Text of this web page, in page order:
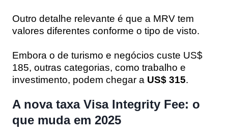
Outro detalhe relevante é que a MRV tem
valores diferentes conforme o tipo de visto.
Embora o de turismo e negócios custe US$
185, outras categorias, como trabalho e
investimento, podem chegar a US$ 315.
A nova taxa Visa Integrity Fee: o
que muda em 2025